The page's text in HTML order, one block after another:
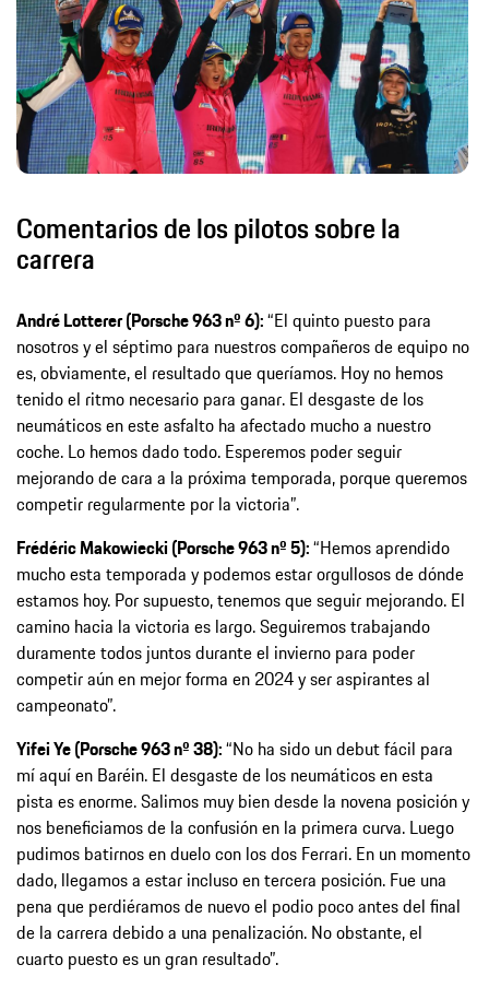
Comentarios de los pilotos sobre la
carrera
André Lotterer (Porsche 963 nº 6):“El quinto puesto para
nosotros y el séptimo para nuestros compañeros de equipo no
es, obviamente, el resultado que queríamos. Hoy no hemos
tenido el ritmo necesario para ganar. El desgaste de los
neumáticos en este asfalto ha afectado mucho a nuestro
coche. Lo hemos dado todo. Esperemos poder seguir
mejorando de cara a la próxima temporada, porque queremos
competir regularmente por la victoria”.
Frédéric Makowiecki (Porsche 963 nº 5):“Hemos aprendido
mucho esta temporada y podemos estar orgullosos de dónde
estamos hoy. Por supuesto, tenemos que seguir mejorando. El
camino hacia la victoria es largo. Seguiremos trabajando
duramente todos juntos durante el invierno para poder
competir aún en mejor forma en 2024 y ser aspirantes al
campeonato”.
Yifei Ye (Porsche 963 nº 38):“No ha sido un debut fácil para
mí aquí en Baréin. El desgaste de los neumáticos en esta
pista es enorme. Salimos muy bien desde la novena posición y
nos beneficiamos de la confusión en la primera curva. Luego
pudimos batirnos en duelo con los dos Ferrari. En un momento
dado, llegamos a estar incluso en tercera posición. Fue una
pena que perdiéramos de nuevo el podio poco antes del final
de la carrera debido a una penalización. No obstante, el
cuarto puesto es un gran resultado”.